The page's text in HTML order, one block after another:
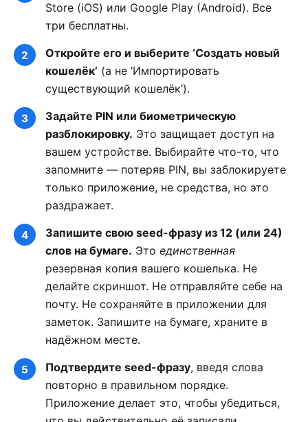
Store (iOS) или Google Play (Android). Все
три бесплатны.
Откройте его и выберите ‘Создать новый
кошелёк’ (а не ‘Импортировать
существующий кошелёк’).
Задайте PIN или биометрическую
разблокировку. Это защищает доступ на
вашем устройстве. Выбирайте что-то, что
запомните — потеряв PIN, вы заблокируете
только приложение, не средства, но это
раздражает.
Запишите свою seed-фразу из 12 (или 24)
слов на бумаге. Это единственная
резервная копия вашего кошелька. Не
делайте скриншот. Не отправляйте себе на
почту. Не сохраняйте в приложении для
заметок. Запишите на бумаге, храните в
надёжном месте.
Подтвердите seed-фразу, введя слова
повторно в правильном порядке.
Приложение делает это, чтобы убедиться,